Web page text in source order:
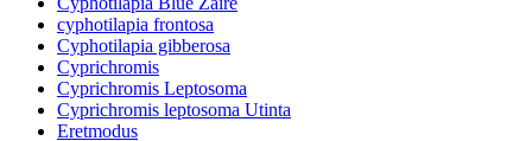
cyphotilapia frontosa
Cyphotilapia gibberosa
Cyprichromis
Cyprichromis Leptosoma
Cyprichromis leptosoma Utinta
Eretmodus